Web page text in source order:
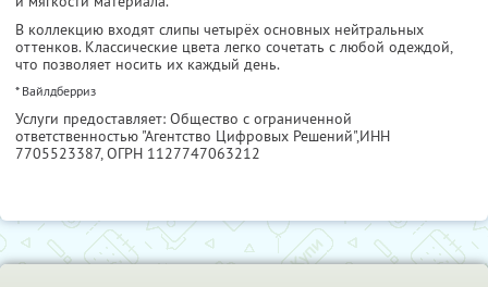
В коллекцию входят слипы четырёх основных нейтральных
оттенков. Классические цвета легко сочетать с любой одеждой,
что позволяет носить их каждый день.
* Вайлдберриз
Услуги предоставляет: Общество с ограниченной
ответственностью "Агентство Цифровых Решений",ИНН
7705523387, ОГРН 1127747063212